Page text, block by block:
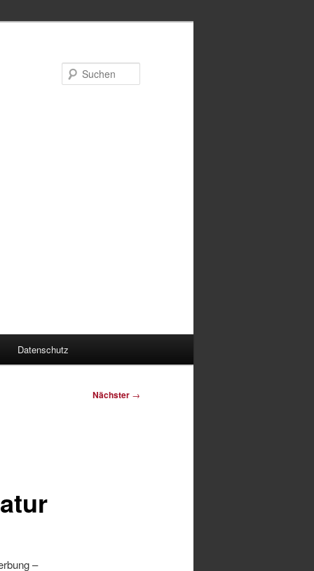
Datenschutz
Nächster →
–